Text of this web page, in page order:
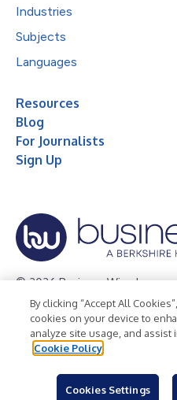
Industries
Subjects
Languages
Resources
Blog
For Journalists
Sign Up
© 2026 Business Wire, Inc.
Privacy Policy Cookie Policy
Terms of Use
Legal
By clicking “Accept All
cookies on your device to
analyze site usage, and
Cookie Policy
Cookies Settings